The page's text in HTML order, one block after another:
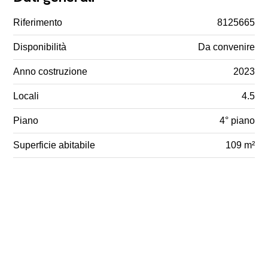
Riferimento 8125665
Disponibilità Da convenire
Anno costruzione 2023
Locali 4.5
Piano 4° piano
Superficie abitabile 109 m²